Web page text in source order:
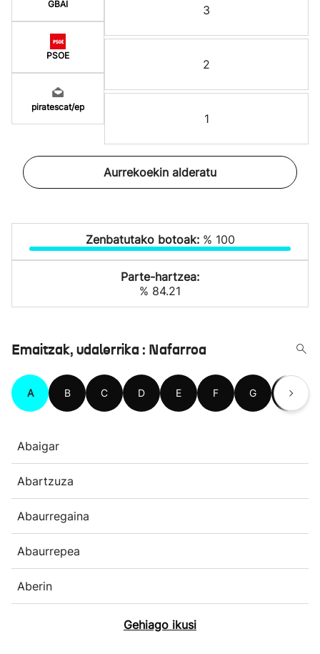
GBAI
PSOE
piratescat/ep
3
2
1
Aurrekoekin alderatu
Zenbatutako botoak: % 100
Parte-hartzea:
% 84.21
Emaitzak, udalerrika : Nafarroa
A B C D E F G H
Abaigar
Abartzuza
Abaurregaina
Abaurrepea
Aberin
Gehiago ikusi